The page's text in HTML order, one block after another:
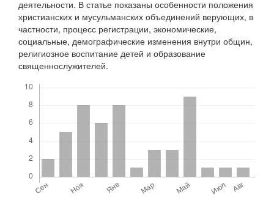
деятельности. В статье показаны особенности положения
христианских и мусульманских объединений верующих, в
частности, процесс регистрации, экономические,
социальные, демографические изменения внутри общин,
религиозное воспитание детей и образование
священнослужителей.